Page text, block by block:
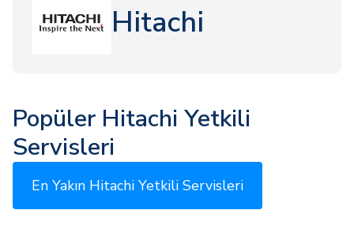
Hitachi
Popüler Hitachi Yetkili
Servisleri
En Yakın Hitachi Yetkili Servisleri